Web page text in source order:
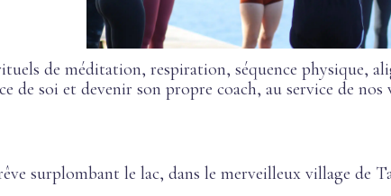
de méditation, respiration, séquence physique,
de soi et devenir son propre coach, au service de nos
surplombant le lac, dans le merveilleux village de